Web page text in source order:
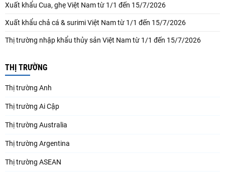
Xuất khẩu Cua, ghẹ Việt Nam từ 1/1 đến 15/7/2026
Xuất khẩu chả cá & surimi Việt Nam từ 1/1 đến 15/7/2026
Thị trường nhập khẩu thủy sản Việt Nam từ 1/1 đến 15/7/2026
THỊ TRƯỜNG
Thị trường Anh
Thị trường Ai Cập
Thị trường Australia
Thị trường Argentina
Thị trường ASEAN